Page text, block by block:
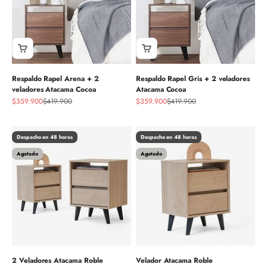
Respaldo Rapel Arena + 2
veladores Atacama Cocoa
Precio de oferta
$359.900Precio normal
$419.900
Respaldo Rapel Gris + 2 veladores
Atacama Cocoa
Precio de oferta
$359.900Precio normal
$419.900
Despacho en 48 horas
Agotado
2 Veladores Atacama Roble
Despacho en 48 horas
Agotado
Velador Atacama Roble